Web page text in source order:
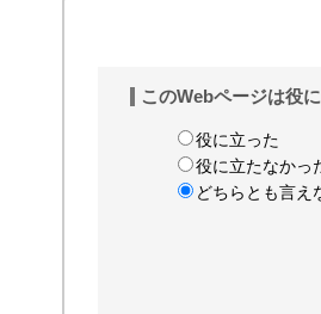
このWebページは役
役に立った
役に立たなかっ
どちらとも言え